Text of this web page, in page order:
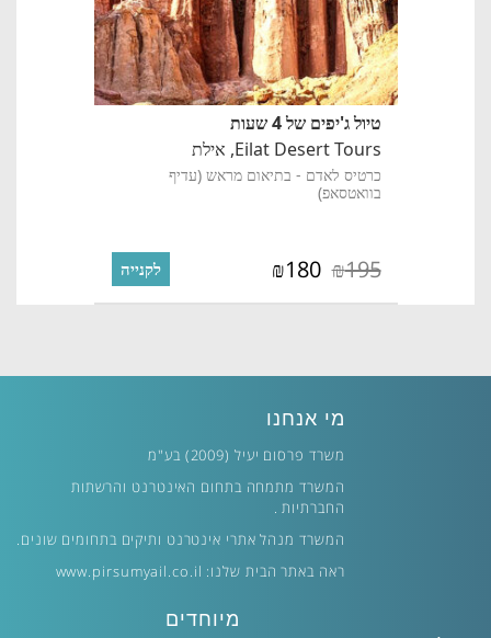
טיול ג'יפים של 4 שעות
Eilat Desert Tours, אילת
כרטיס לאדם - בתיאום מראש (עדיף
בוואטסאפ)
₪195
₪180 לקנייה
מי אנחנו
משרד פרסום יעיל (2009) בע"מ
המשרד מתמחה בתחום האינטרנט והרשתות
החברתיות .
המשרד מנהל אתרי אינטרנט ותיקים בתחומים שונים.
ראה באתר הבית שלנו: www.pirsumyail.co.il
מיוחדים